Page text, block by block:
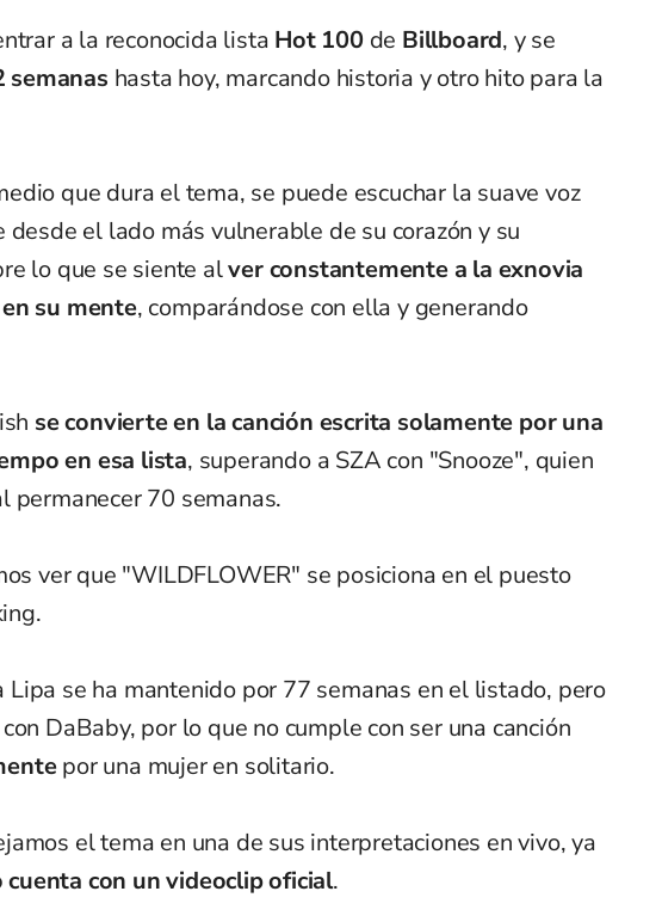
a la reconocida lista Hot 100 de Billboard, y se
semanas hasta hoy, marcando historia y otro hito para la
que dura el tema, se puede escuchar la suave voz
el lado más vulnerable de su corazón y su
lo que se siente alver constantemente a la exnovia
su mente, comparándose con ella y generando
se convierte en la canción escrita solamente por una
en esa lista, superando a SZA con "Snooze", quien
permanecer 70 semanas.
ver que "WILDFLOWER" se posiciona en el puesto
Lipa se ha mantenido por 77 semanas en el listado, pero
DaBaby, por lo que no cumple con ser una canción
por una mujer en solitario.
el tema en una de sus interpretaciones en vivo, ya
cuenta con un videoclip oficial.